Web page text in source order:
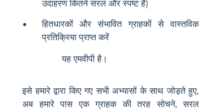
उदाहरण कितने सरल और स्पष्ट हैं)
हितधारकों और संभावित ग्राहकों से वास्तविक
प्रतिक्रिया प्राप्त करें
यह एमवीपी है।
इसे हमारे द्वारा किए गए सभी अभ्यासों के साथ जोड़ते हुए,
अब हमारे पास एक ग्राहक की तरह सोचने, सरल